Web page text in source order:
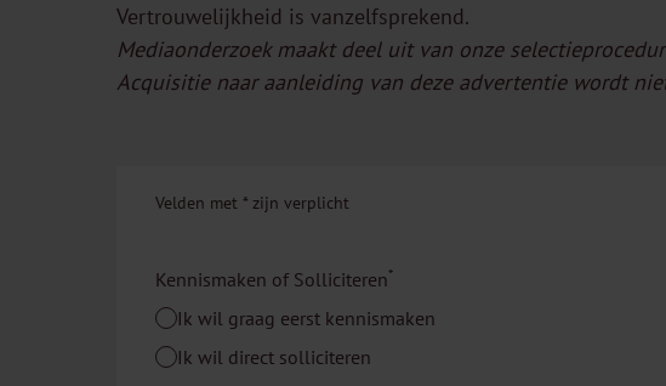
Vertrouwelijkheid is vanzelfsprekend.
Mediaonderzoek maakt deel uit van onze
Acquisitie naar aanleiding van deze advertentie wordt
Velden met * zijn verplicht
Kennismaken of Solliciteren*
Ik wil graag eerst kennismaken
Ik wil direct solliciteren